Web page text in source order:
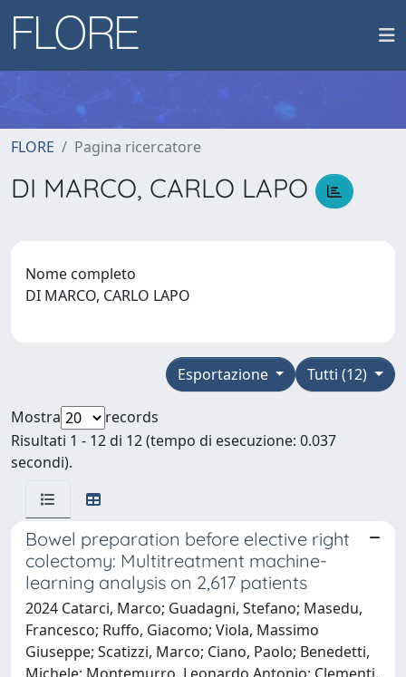
FLORE Pagina ricercatore
DI MARCO, CARLO LAPO
Nome completo
DI MARCO, CARLO LAPO
Tutti (12)
Esportazione
Mostra
records
Risultati 1 - 12 di 12 (tempo di esecuzione: 0.037
secondi).
Bowel preparation before elective right
colectomy: Multitreatment machine-
learning analysis on 2,617 patients
2024 Catarci, Marco; Guadagni, Stefano; Masedu,
Francesco; Ruffo, Giacomo; Viola, Massimo
Giuseppe; Scatizzi, Marco; Ciano, Paolo; Benedetti,